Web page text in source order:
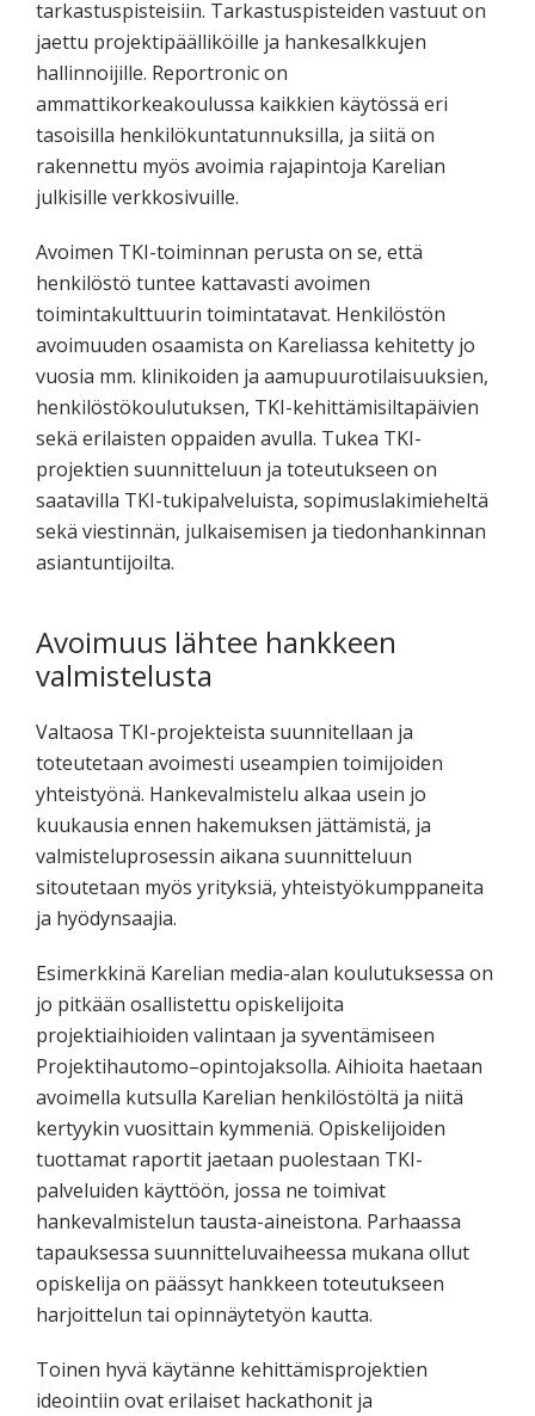
tarkastuspisteisiin. Tarkastuspisteiden vastuut on
jaettu projektipäälliköille ja hankesalkkujen
hallinnoijille. Reportronic on
ammattikorkeakoulussa kaikkien käytössä eri
tasoisilla henkilökuntatunnuksilla, ja siitä on
rakennettu myös avoimia rajapintoja Karelian
julkisille verkkosivuille.
Avoimen TKI-toiminnan perusta on se, että
henkilöstö tuntee kattavasti avoimen
toimintakulttuurin toimintatavat. Henkilöstön
avoimuuden osaamista on Kareliassa kehitetty jo
vuosia mm. klinikoiden ja aamupuurotilaisuuksien,
henkilöstökoulutuksen, TKI-kehittämisiltapäivien
sekä erilaisten oppaiden avulla. Tukea TKI-
projektien suunnitteluun ja toteutukseen on
saatavilla TKI-tukipalveluista, sopimuslakimieheltä
sekä viestinnän, julkaisemisen ja tiedonhankinnan
asiantuntijoilta.
Avoimuus lähtee hankkeen
valmistelusta
Valtaosa TKI-projekteista suunnitellaan ja
toteutetaan avoimesti useampien toimijoiden
yhteistyönä. Hankevalmistelu alkaa usein jo
kuukausia ennen hakemuksen jättämistä, ja
valmisteluprosessin aikana suunnitteluun
sitoutetaan myös yrityksiä, yhteistyökumppaneita
ja hyödynsaajia.
Esimerkkinä Karelian media-alan koulutuksessa on
jo pitkään osallistettu opiskelijoita
projektiaihioiden valintaan ja syventämiseen
Projektihautomo–opintojaksolla. Aihioita haetaan
avoimella kutsulla Karelian henkilöstöltä ja niitä
kertyykin vuosittain kymmeniä. Opiskelijoiden
tuottamat raportit jaetaan puolestaan TKI-
palveluiden käyttöön, jossa ne toimivat
hankevalmistelun tausta-aineistona. Parhaassa
tapauksessa suunnitteluvaiheessa mukana ollut
opiskelija on päässyt hankkeen toteutukseen
harjoittelun tai opinnäytetyön kautta.
Toinen hyvä käytänne kehittämisprojektien
ideointiin ovat erilaiset hackathonit ja